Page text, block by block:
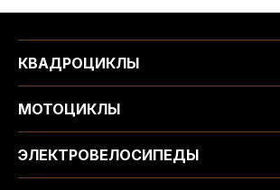
КВАДРОЦИКЛЫ
МОТОЦИКЛЫ
ЭЛЕКТРОВЕЛОСИПЕДЫ